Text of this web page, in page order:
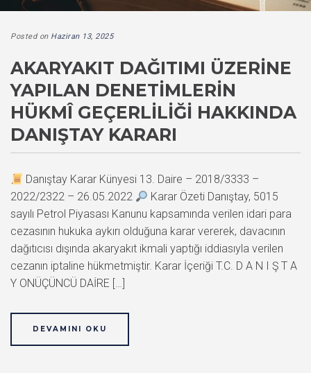
Posted on Haziran 13, 2025
AKARYAKIT DAĞITIMI ÜZERINE
YAPILAN DENETIMLERIN
HÜKMÎ GEÇERLILIĞI HAKKINDA
DANIŞTAY KARARI
Danıştay Karar Künyesi 13. Daire – 2018/3333 –
2022/2322 – 26.05.2022
Karar Özeti Danıştay, 5015
sayılı Petrol Piyasası Kanunu kapsamında verilen idari para
cezasının hukuka aykırı olduğuna karar vererek, davacının
dağıtıcısı dışında akaryakıt ikmali yaptığı iddiasıyla verilen
cezanın iptaline hükmetmiştir. Karar İçeriği T.C. D A N I Ş T A
Y ONÜÇÜNCÜ DAİRE […]
DEVAMINI OKU